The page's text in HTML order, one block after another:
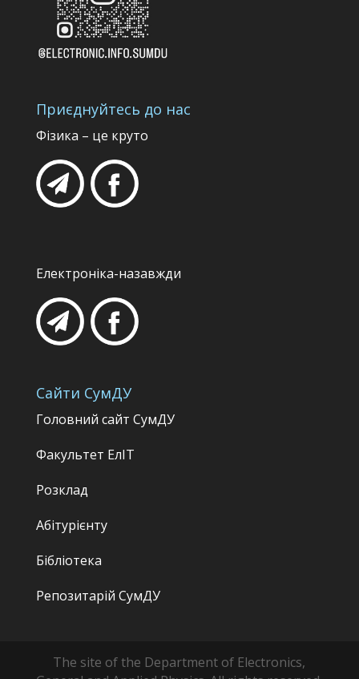
Приєднуйтесь до нас
Фізика – це круто
Електроніка-назавжди
Сайти СумДУ
Головний сайт СумДУ
Факультет ЕлІТ
Розклад
Абітурієнту
Бібліотека
Репозитарій СумДУ
The site of the Department of Electronics,